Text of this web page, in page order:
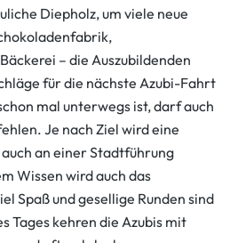
Diepholz, um viele neue
– die Auszubildenden
für die nächste Azubi-Fahrt
mal unterwegs ist, darf auch
Je nach Ziel wird eine
an einer Stadtführung
Wissen wird auch das
Spaß und gesellige Runden sind
Tages kehren die Azubis mit